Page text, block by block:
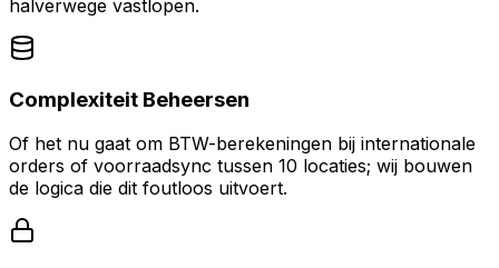
halverwege vastlopen.
Complexiteit Beheersen
Of het nu gaat om BTW-berekeningen bij internationale
orders of voorraadsync tussen 10 locaties; wij bouwen
de logica die dit foutloos uitvoert.